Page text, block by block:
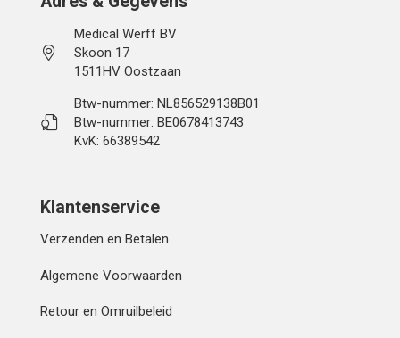
Medical Werff BV
Skoon 17
1511HV Oostzaan
Btw-nummer: NL856529138B01
Btw-nummer: BE0678413743
KvK: 66389542
Klantenservice
Verzenden en Betalen
Algemene Voorwaarden
Retour en Omruilbeleid